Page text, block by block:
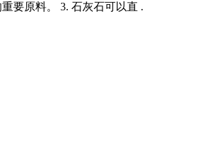
要原料。 3. 石灰石可以直 .